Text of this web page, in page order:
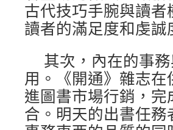
古代技巧手腕與讀
讀者的滿足度和虔誠
其次，內在的事
用。《開通》雜志
進圖書市場行銷，
合。明天的出書任